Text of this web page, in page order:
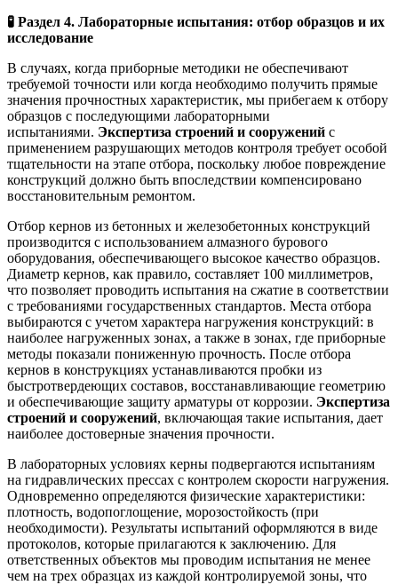
🧪 Раздел 4. Лабораторные испытания: отбор образцов и их
исследование
В случаях, когда приборные методики не обеспечивают
требуемой точности или когда необходимо получить прямые
значения прочностных характеристик, мы прибегаем к отбору
образцов с последующими лабораторными
испытаниями. Экспертиза строений и сооружений с
применением разрушающих методов контроля требует особой
тщательности на этапе отбора, поскольку любое повреждение
конструкций должно быть впоследствии компенсировано
восстановительным ремонтом.
Отбор кернов из бетонных и железобетонных конструкций
производится с использованием алмазного бурового
оборудования, обеспечивающего высокое качество образцов.
Диаметр кернов, как правило, составляет 100 миллиметров,
что позволяет проводить испытания на сжатие в соответствии
с требованиями государственных стандартов. Места отбора
выбираются с учетом характера нагружения конструкций: в
наиболее нагруженных зонах, а также в зонах, где приборные
методы показали пониженную прочность. После отбора
кернов в конструкциях устанавливаются пробки из
быстротвердеющих составов, восстанавливающие геометрию
и обеспечивающие защиту арматуры от коррозии. Экспертиза
строений и сооружений, включающая такие испытания, дает
наиболее достоверные значения прочности.
В лабораторных условиях керны подвергаются испытаниям
на гидравлических прессах с контролем скорости нагружения.
Одновременно определяются физические характеристики:
плотность, водопоглощение, морозостойкость (при
необходимости). Результаты испытаний оформляются в виде
протоколов, которые прилагаются к заключению. Для
ответственных объектов мы проводим испытания не менее
чем на трех образцах из каждой контролируемой зоны, что